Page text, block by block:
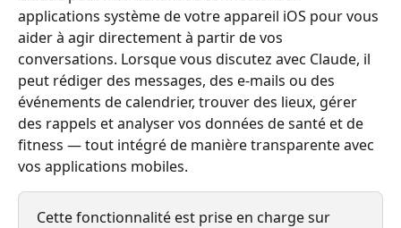
applications système de votre appareil iOS pour vous
aider à agir directement à partir de vos
conversations. Lorsque vous discutez avec Claude, il
peut rédiger des messages, des e-mails ou des
événements de calendrier, trouver des lieux, gérer
des rappels et analyser vos données de santé et de
fitness — tout intégré de manière transparente avec
vos applications mobiles.
Cette fonctionnalité est prise en charge sur